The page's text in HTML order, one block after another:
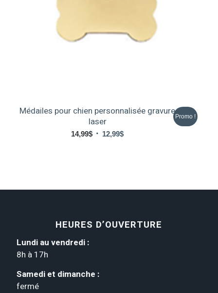
Médailes pour chien personnalisée gravure
laser
14,99$ Le 12,99$Le
Promo !
HEURES D’OUVERTURE
Lundi au vendredi :
8h à 17h
Samedi et dimanche :
fermé